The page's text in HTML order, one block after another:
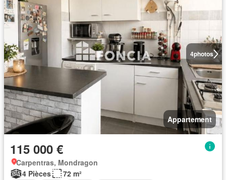
4photos
Appartement
115 000 €
Carpentras, Mondragon
4 Pièces
72 m²